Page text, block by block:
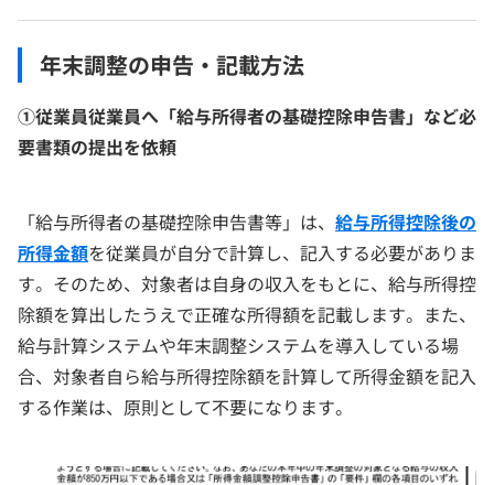
年末調整の申告・記載方法
①従業員従業員へ「給与所得者の基礎控除申告書」など必
要書類の提出を依頼
「給与所得者の基礎控除申告書等」は、 給与所得控除後の
所得金額を従業員が自分で計算し、記入する必要がありま
す。そのため、対象者は自身の収入をもとに、給与所得控
除額を算出したうえで正確な所得額を記載します。また、
給与計算システムや年末調整システムを導入している場
合、対象者自ら給与所得控除額を計算して所得金額を記入
する作業は、原則として不要になります。